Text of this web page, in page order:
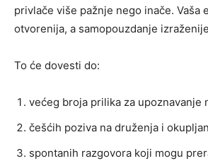
privlače više pažnje nego inače. Vaša
otvorenija, a samopouzdanje
To će dovesti do:
većeg broja prilika za upoznavanje
češćih poziva na druženja i
spontanih razgovora koji mogu